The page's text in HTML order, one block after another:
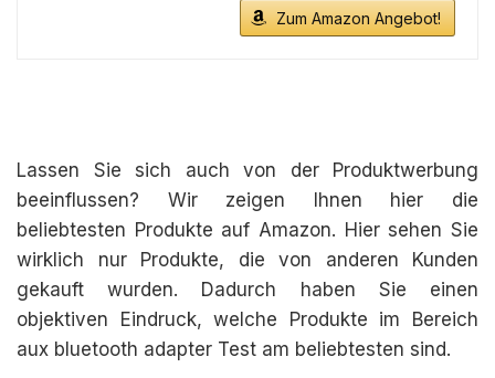
Zum Amazon Angebot!
Lassen Sie sich auch von der Produktwerbung
beeinflussen? Wir zeigen Ihnen hier die
beliebtesten Produkte auf Amazon. Hier sehen Sie
wirklich nur Produkte, die von anderen Kunden
gekauft wurden. Dadurch haben Sie einen
objektiven Eindruck, welche Produkte im Bereich
aux bluetooth adapter Test am beliebtesten sind.